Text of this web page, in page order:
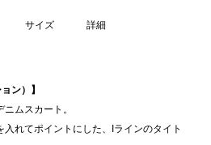
サイズ 詳細
ン）】
ムスカート。
れてポイントにした、Iラインのタイト